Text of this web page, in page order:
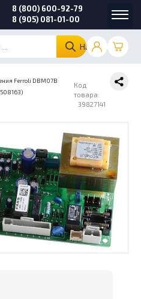
Найти
8 (800) 600-92-79
8 (905) 081-01-00
Ferroli DBM07B
Код
товара:
39827141